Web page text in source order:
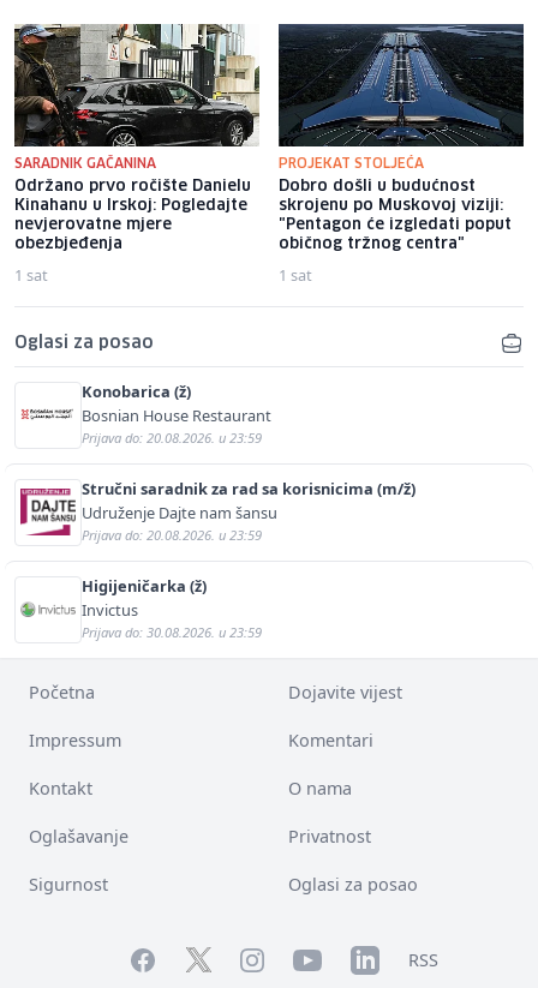
SARADNIK GAČANINA
Održano prvo ročište Danielu
Kinahanu u Irskoj: Pogledajte
nevjerovatne mjere
obezbjeđenja
1 sat
PROJEKAT STOLJEĆA
Dobro došli u budućnost
skrojenu po Muskovoj viziji:
"Pentagon će izgledati poput
običnog tržnog centra"
1 sat
Oglasi za posao
Konobarica (ž)
Bosnian House Restaurant
Prijava do: 20.08.2026. u 23:59
Stručni saradnik za rad sa korisnicima (m/ž)
Udruženje Dajte nam šansu
Prijava do: 20.08.2026. u 23:59
Higijeničarka (ž)
Invictus
Prijava do: 30.08.2026. u 23:59
Početna Dojavite vijest
Impressum Komentari
Kontakt O nama
Oglašavanje Privatnost
Sigurnost Oglasi za posao
FacebookTwitterInstagramYouTubeLinkedInRSS